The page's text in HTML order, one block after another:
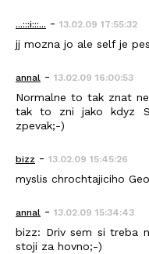
...:::i:::... - 13.02.09 17:55:32
jj mozna jo ale self je
annal - 13.02.09 16:00:53
Normalne to tak znat
tak to zni jako kdyz
zpevak;-)
bizz - 13.02.09 15:45:26
myslis chrochtajiciho
annal - 13.02.09 15:34:43
bizz: Driv sem si treba
stoji za hovno;-)